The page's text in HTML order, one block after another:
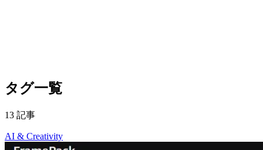
タグ一覧
13 記事
AI & Creativity